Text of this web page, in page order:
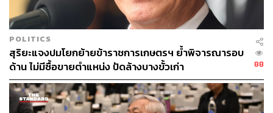
POLITICS
สุริยะแจงปมโยกย้ายข้าราชการเกษตรฯ ย้ำพิจารณารอบ
ด้าน ไม่มีซื้อขายตำแหน่ง ปัดล้างบางขั้วเก่า
88